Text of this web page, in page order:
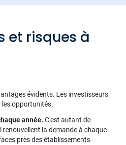
et risques à
évidents. Les investisseurs
opportunités.
année. C'est autant de
renouvellent la demande à chaque
près des établissements